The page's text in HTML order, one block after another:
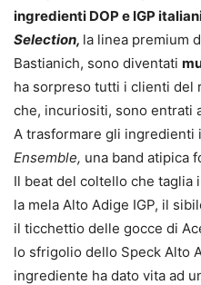
ingredienti DOP e IGP
Selection, la linea premium
Bastianich, sono diventati
ha sorpreso tutti i clienti del
che, incuriositi, sono entrati
A trasformare gli ingredienti
Ensemble, una band atipica
Il beat del coltello che taglia
la mela Alto Adige IGP, il
il ticchettio delle gocce di
lo sfrigolio dello Speck Alto
ingrediente ha dato vita ad